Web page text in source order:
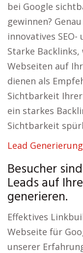
bei Google
gewinnen?
innovatives
Starke
Webseiten auf
dienen als
Sichtbarkeit
ein starkes
Sichtbarkeit
Lead
Besucher
Leads auf
generieren.
Effektives
Webseite für
unserer